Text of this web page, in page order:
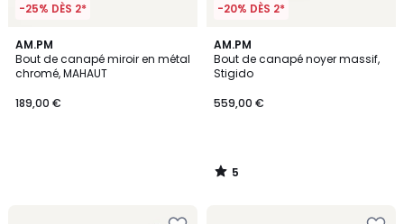
-25% DÈS 2*
AM.PM
Bout de canapé miroir en métal
chromé, MAHAUT
189,00 €
-20% DÈS 2*
AM.PM
Bout de canapé noyer massif,
Stigido
559,00 €
5
/
5
5
/